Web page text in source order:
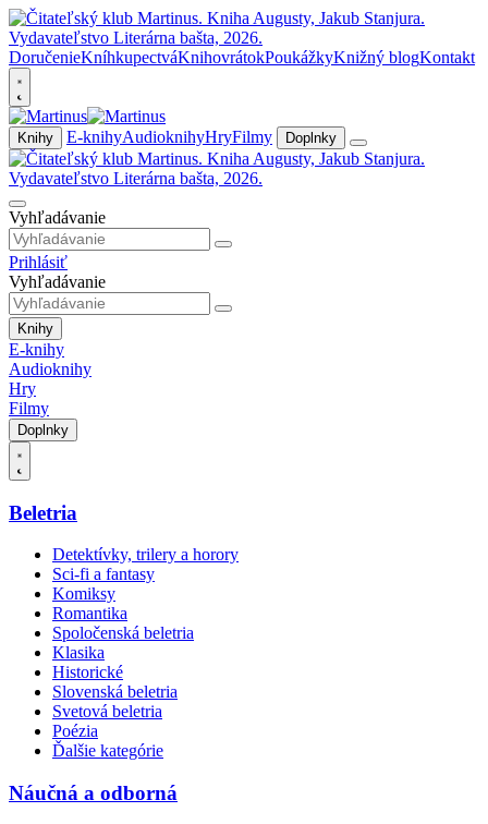
DoručenieKníhkupectváKnihovrátokPoukážkyKnižný blogKontakt
Knihy E-knihyAudioknihyHryFilmy Doplnky
Vyhľadávanie
Prihlásiť
Vyhľadávanie
Knihy
E-knihy
Audioknihy
Hry
Filmy
Doplnky
Beletria
Detektívky, trilery a horory
Sci-fi a fantasy
Komiksy
Romantika
Spoločenská beletria
Klasika
Historické
Slovenská beletria
Svetová beletria
Poézia
Ďalšie kategórie
Náučná a odborná